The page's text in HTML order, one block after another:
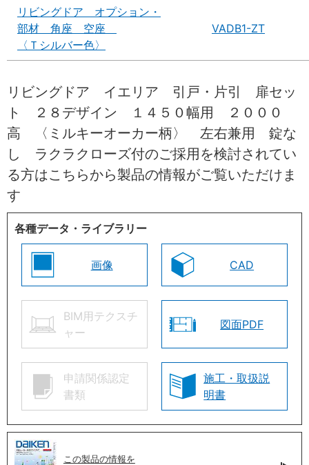
リビングドア オプション・
部材 角座 空座
〈Ｔシルバー色〉
VADB1-ZT
リビングドア イエリア 引戸・片引 扉セッ
ト ２８デザイン １４５０幅用 ２０００
高 〈ミルキーオーカー柄〉 左右兼用 錠な
し ラクラクローズ付のご採用を検討されてい
る方はこちらから製品の情報がご覧いただけま
す
各種データ・ライブラリー
画像 CAD
BIM用テクスチ
ャー
図面PDF
申請関係認定
書類
施工・取扱説
明書
この製品の情報を